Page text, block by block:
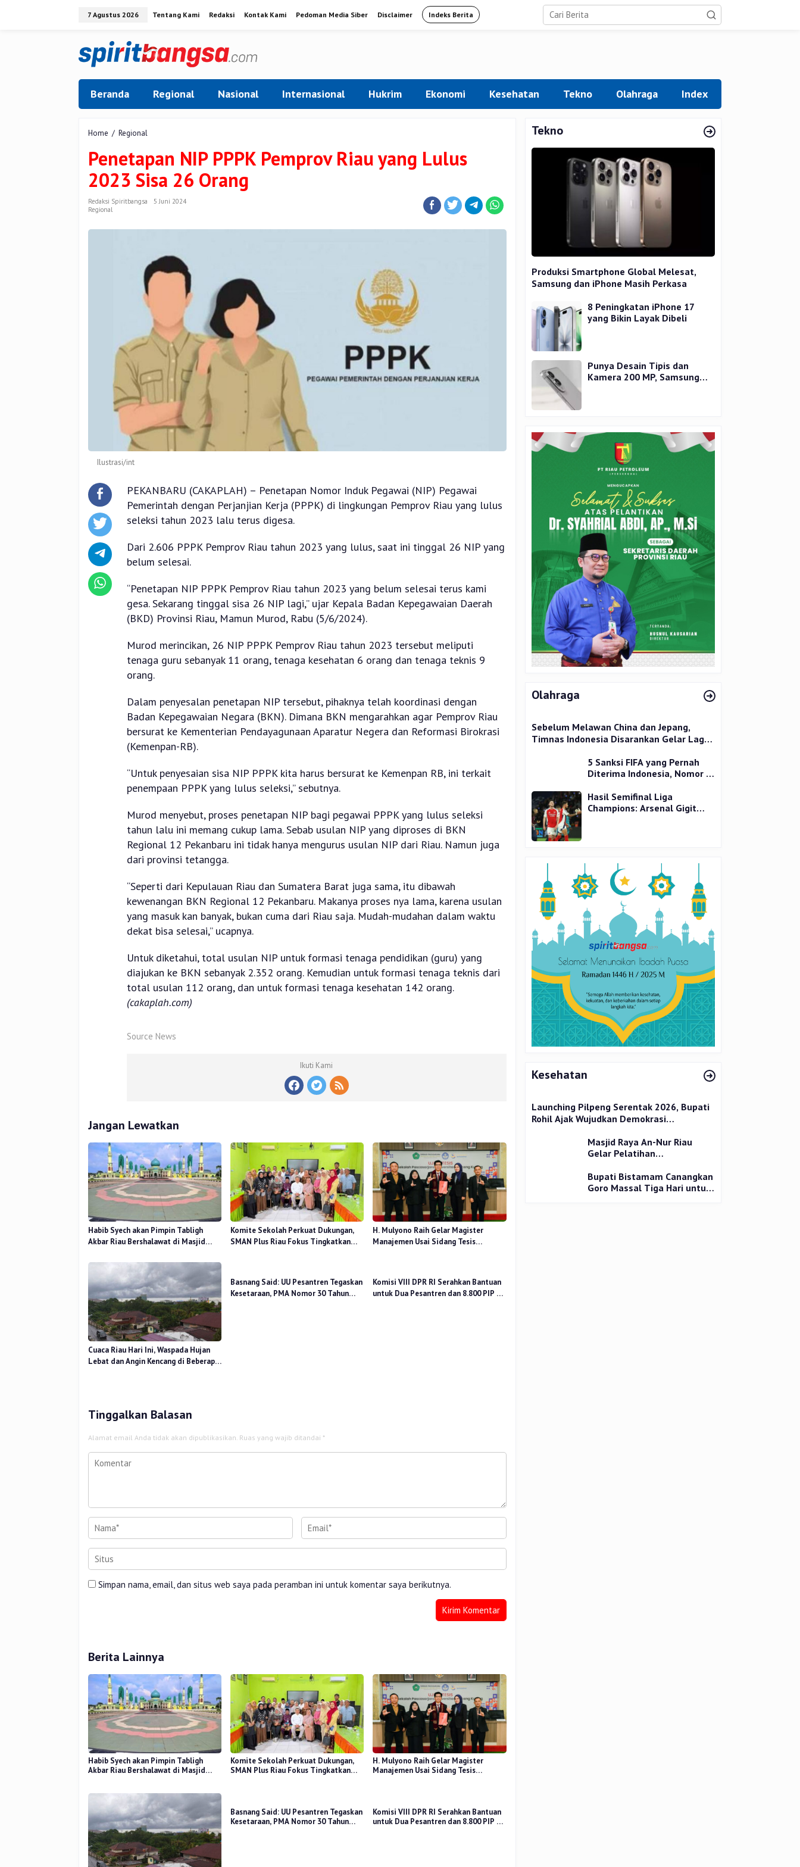
7 Agustus 2026 Tentang Kami Redaksi Kontak Kami Pedoman Media Siber Disclaimer Indeks Berita
Beranda Regional Nasional Internasional Hukrim Ekonomi Kesehatan Tekno Olahraga Index
Home / Regional
PPPK
Pemprov
Riau
yang
Lulus
Penetapan NIP PPPK Pemprov Riau yang Lulus
2023 Sisa 26 Orang
Redaksi Spiritbangsa
5 Juni 2024
Regional
Ilustrasi/int
PEKANBARU (CAKAPLAH) – Penetapan Nomor Induk Pegawai (NIP) Pegawai
Pemerintah dengan Perjanjian Kerja (PPPK) di lingkungan Pemprov Riau yang lulus
seleksi tahun 2023 lalu terus digesa.
Dari 2.606 PPPK Pemprov Riau tahun 2023 yang lulus, saat ini tinggal 26 NIP yang
belum selesai.
“Penetapan NIP PPPK Pemprov Riau tahun 2023 yang belum selesai terus kami
gesa. Sekarang tinggal sisa 26 NIP lagi,” ujar Kepala Badan Kepegawaian Daerah
(BKD) Provinsi Riau, Mamun Murod, Rabu (5/6/2024).
Murod merincikan, 26 NIP PPPK Pemprov Riau tahun 2023 tersebut meliputi
tenaga guru sebanyak 11 orang, tenaga kesehatan 6 orang dan tenaga teknis 9
orang.
Dalam penyesalan penetapan NIP tersebut, pihaknya telah koordinasi dengan
Badan Kepegawaian Negara (BKN). Dimana BKN mengarahkan agar Pemprov Riau
bersurat ke Kementerian Pendayagunaan Aparatur Negera dan Reformasi Birokrasi
(Kemenpan-RB).
“Untuk penyesaian sisa NIP PPPK kita harus bersurat ke Kemenpan RB, ini terkait
penempaan PPPK yang lulus seleksi,” sebutnya.
Murod menyebut, proses penetapan NIP bagi pegawai PPPK yang lulus seleksi
tahun lalu ini memang cukup lama. Sebab usulan NIP yang diproses di BKN
Regional 12 Pekanbaru ini tidak hanya mengurus usulan NIP dari Riau. Namun juga
dari provinsi tetangga.
“Seperti dari Kepulauan Riau dan Sumatera Barat juga sama, itu dibawah
kewenangan BKN Regional 12 Pekanbaru. Makanya proses nya lama, karena usulan
yang masuk kan banyak, bukan cuma dari Riau saja. Mudah-mudahan dalam waktu
dekat bisa selesai,” ucapnya.
Untuk diketahui, total usulan NIP untuk formasi tenaga pendidikan (guru) yang
diajukan ke BKN sebanyak 2.352 orang. Kemudian untuk formasi tenaga teknis dari
total usulan 112 orang, dan untuk formasi tenaga kesehatan 142 orang.
(cakaplah.com)
Source News
Ikuti Kami
Jangan Lewatkan
Habib Syech akan Pimpin Tabligh
Akbar Riau Bershalawat di Masjid
Komite Sekolah Perkuat Dukungan,
SMAN Plus Riau Fokus Tingkatkan
H. Mulyono Raih Gelar Magister
Manajemen Usai Sidang Tesis
Cuaca Riau Hari Ini, Waspada Hujan
Lebat dan Angin Kencang di Beberapa
Basnang Said: UU Pesantren Tegaskan
Kesetaraan, PMA Nomor 30 Tahun
Komisi VIII DPR RI Serahkan Bantuan
untuk Dua Pesantren dan 8.800 PIP di
Tinggalkan Balasan
Alamat email Anda tidak akan dipublikasikan. Ruas yang wajib ditandai *
Simpan nama, email, dan situs web saya pada peramban ini untuk komentar saya berikutnya.
Berita Lainnya
Habib Syech akan Pimpin Tabligh
Akbar Riau Bershalawat di Masjid
Komite Sekolah Perkuat Dukungan,
SMAN Plus Riau Fokus Tingkatkan
H. Mulyono Raih Gelar Magister
Manajemen Usai Sidang Tesis
Basnang Said: UU Pesantren Tegaskan
Kesetaraan, PMA Nomor 30 Tahun
Komisi VIII DPR RI Serahkan Bantuan
untuk Dua Pesantren dan 8.800 PIP di
Tekno
Produksi Smartphone Global Melesat,
Samsung dan iPhone Masih Perkasa
8 Peningkatan iPhone 17
yang Bikin Layak Dibeli
Punya Desain Tipis dan
Kamera 200 MP, Samsung
Olahraga
Sebelum Melawan China dan Jepang,
Timnas Indonesia Disarankan Gelar Laga
5 Sanksi FIFA yang Pernah
Diterima Indonesia, Nomor 1
Hasil Semifinal Liga
Champions: Arsenal Gigit
Kesehatan
Launching Pilpeng Serentak 2026, Bupati
Rohil Ajak Wujudkan Demokrasi
Masjid Raya An-Nur Riau
Gelar Pelatihan
Langsung Praktik dan Gratis
Bupati Bistamam Canangkan
Goro Massal Tiga Hari untuk